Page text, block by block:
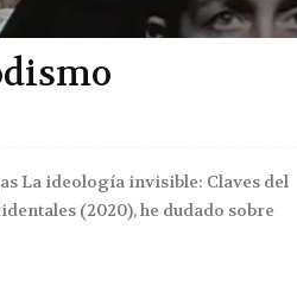
La ideología invisible: Claves del
(2020), he dudado sobre